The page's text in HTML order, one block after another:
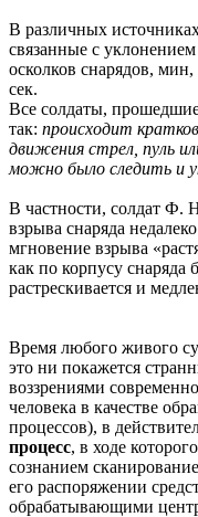
В различных
связанные с
осколков снарядов,
сек.
Все солдаты,
так: происходит
движения стрел, пуль
можно было следить и
В частности, солдат Ф.
взрыва снаряда
мгновение взрыва
как по корпусу
растрескивается и
Время любого живого
это ни покажется
воззрениями
человека в качестве
процессов), в
процесс, в ходе
сознанием
его распоряжении
обрабатывающими